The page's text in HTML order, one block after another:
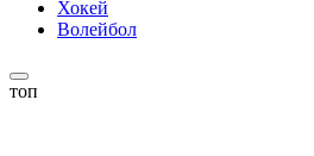
Хокей
Волейбол
топ